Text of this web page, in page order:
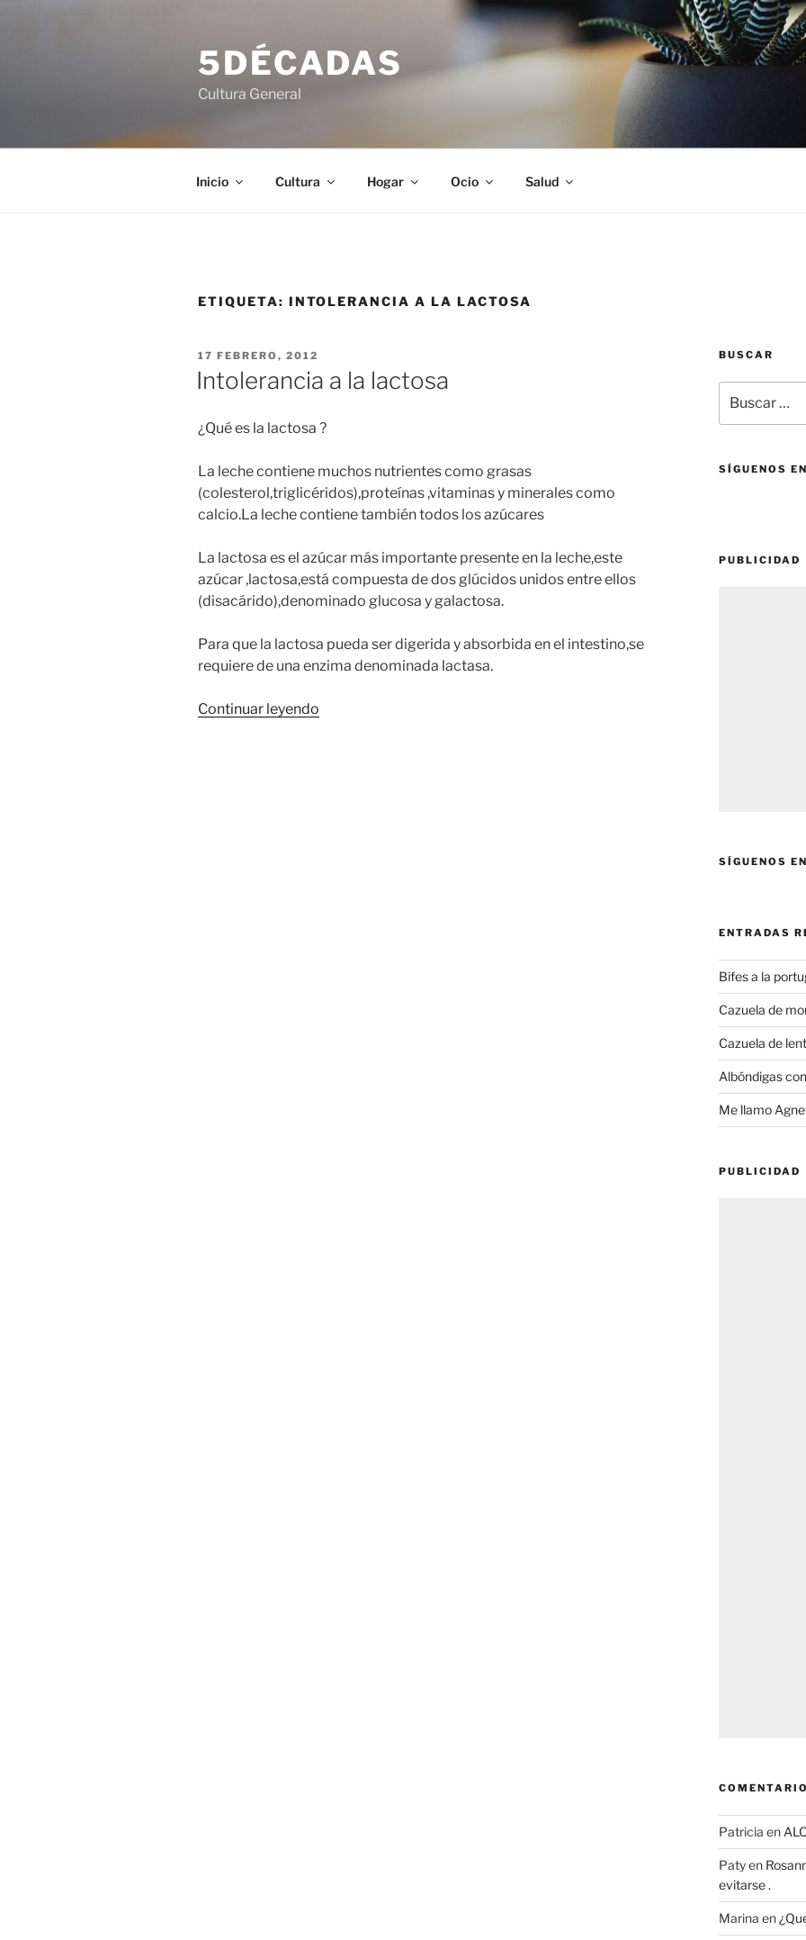
5DÉCADAS
Cultura General
Inicio Cultura Hogar Ocio Salud
ETIQUETA: INTOLERANCIA A LA LACTOSA
PUBLICADO
EL
17 FEBRERO, 2012
Intolerancia a la lactosa
¿Qué es la lactosa ?
La leche contiene muchos nutrientes como grasas
(colesterol,triglicéridos),proteínas ,vitaminas y minerales como
calcio.La leche contiene también todos los azúcares
La lactosa es el azúcar más importante presente en la leche,este
azúcar ,lactosa,está compuesta de dos glúcidos unidos entre ellos
(disacárido),denominado glucosa y galactosa.
Para que la lactosa pueda ser digerida y absorbida en el intestino,se
requiere de una enzima denominada lactasa.
Continuar leyendo
BUSCAR
por:
SÍGUENOS
PUBLICIDAD
SÍGUENOS
ENTRADAS
Bifes a la
Cazuela de
Cazuela de
Albóndigas
Me llamo
PUBLICIDAD
Patricia en
Patyen
evitarse .
Marina en